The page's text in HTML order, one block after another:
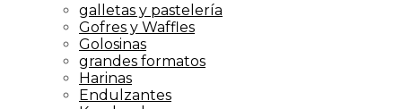
galletas y pastelería
Gofres y Waffles
Golosinas
grandes formatos
Harinas
Endulzantes